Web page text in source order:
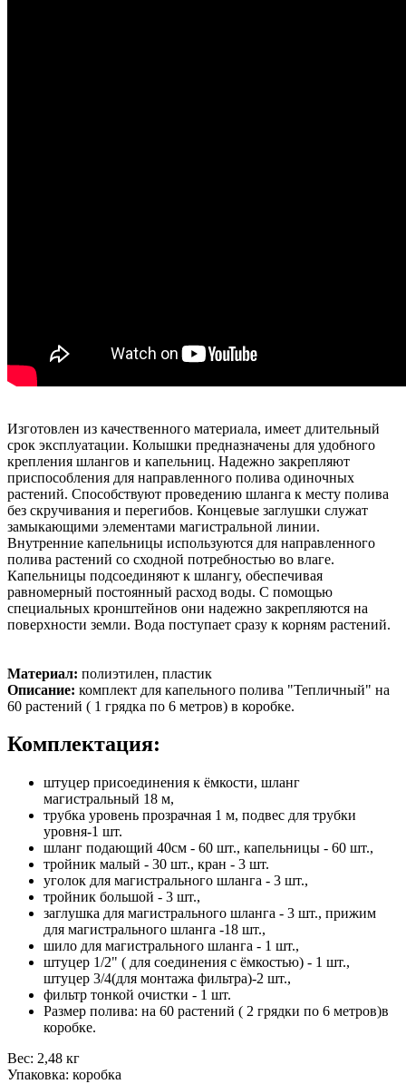
Изготовлен из качественного материала, имеет длительный
срок эксплуатации. Колышки предназначены для удобного
крепления шлангов и капельниц. Надежно закрепляют
приспособления для направленного полива одиночных
растений. Способствуют проведению шланга к месту полива
без скручивания и перегибов. Концевые заглушки служат
замыкающими элементами магистральной линии.
Внутренние капельницы используются для направленного
полива растений со сходной потребностью во влаге.
Капельницы подсоединяют к шлангу, обеспечивая
равномерный постоянный расход воды. С помощью
специальных кронштейнов они надежно закрепляются на
поверхности земли. Вода поступает сразу к корням растений.
Материал: полиэтилен, пластик
Описание: комплект для капельного полива "Тепличный" на
60 растений ( 1 грядка по 6 метров) в коробке.
Комплектация:
штуцер присоединения к ёмкости, шланг
магистральный 18 м,
трубка уровень прозрачная 1 м, подвес для трубки
уровня-1 шт.
шланг подающий 40см - 60 шт., капельницы - 60 шт.,
тройник малый - 30 шт., кран - 3 шт.
уголок для магистрального шланга - 3 шт.,
тройник большой - 3 шт.,
заглушка для магистрального шланга - 3 шт., прижим
для магистрального шланга -18 шт.,
шило для магистрального шланга - 1 шт.,
штуцер 1/2" ( для соединения с ёмкостью) - 1 шт.,
штуцер 3/4(для монтажа фильтра)-2 шт.,
фильтр тонкой очистки - 1 шт.
Размер полива: на 60 растений ( 2 грядки по 6 метров)в
коробке.
Вес: 2,48 кг
Упаковка: коробка